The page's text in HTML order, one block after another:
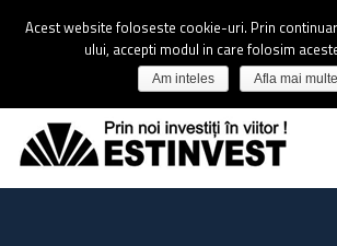
Acest website foloseste cookie-uri. Prin
ului, accepti modul in care folosim
Am inteles Afla mai multe